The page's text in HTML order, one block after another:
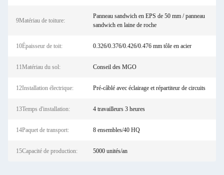
9Matériau de toiture:
Panneau sandwich en EPS de 50 mm / panneau
sandwich en laine de roche
10Épaisseur de toit: 0.326/0.376/0.426/0.476 mm tôle en acier
11Matériau du sol: Conseil des MGO
12Installation électrique: Pré-câblé avec éclairage et répartiteur de circuits
13Temps d'installation: 4 travailleurs 3 heures
14Paquet de transport: 8 ensembles/40 HQ
15Capacité de production: 5000 unités/an